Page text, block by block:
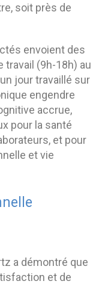
soit près de
envoient des
travail (9h-18h) au
jour travaillé sur
engendre
accrue,
pour la santé
et pour
et vie
a démontré que
et de